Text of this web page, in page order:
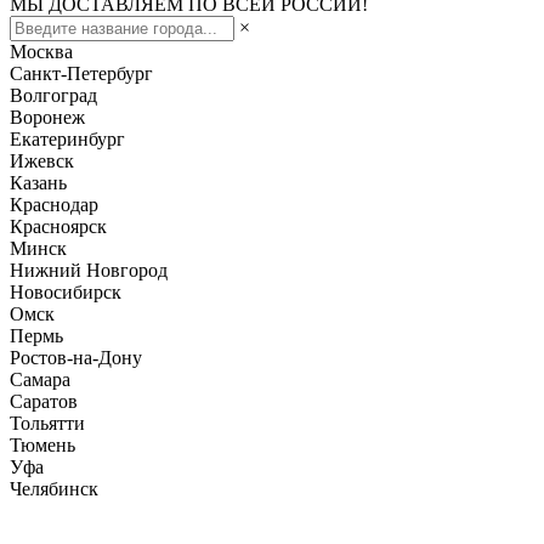
МЫ ДОСТАВЛЯЕМ ПО ВСЕЙ РОССИИ!
×
Москва
Санкт-Петербург
Волгоград
Воронеж
Екатеринбург
Ижевск
Казань
Краснодар
Красноярск
Минск
Нижний Новгород
Новосибирск
Омск
Пермь
Ростов-на-Дону
Самара
Саратов
Тольятти
Тюмень
Уфа
Челябинск